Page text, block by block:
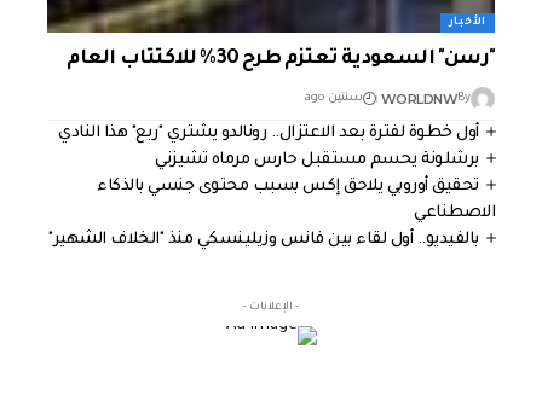
الأخبار
"رسن" السعودية تعتزم طرح 30% للاكتتاب العام
By
WORLDNW سنتين ago
أول خطوة لفترة بعد الاعتزال.. رونالدو يشتري "ربع" هذا النادي
برشلونة يحسم مستقبل حارس مرماه تشيزني
تحقيق أوروبي يلاحق إكس بسبب محتوى جنسي بالذكاء
الاصطناعي
بالفيديو.. أول لقاء بين فانس وزيلينسكي منذ "الخلاف الشهير"
- الإعلانات -